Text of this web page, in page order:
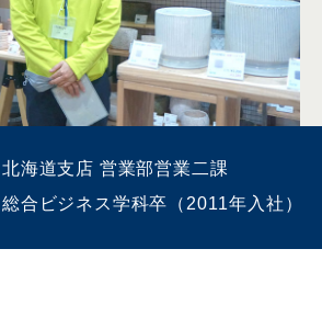
北海道支店 営業部営業二課
総合ビジネス学科卒（2011年入社）